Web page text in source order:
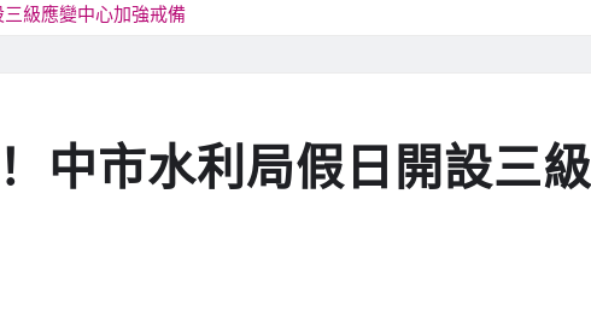
級應變中心加強戒備
中市水利局假日開設三級